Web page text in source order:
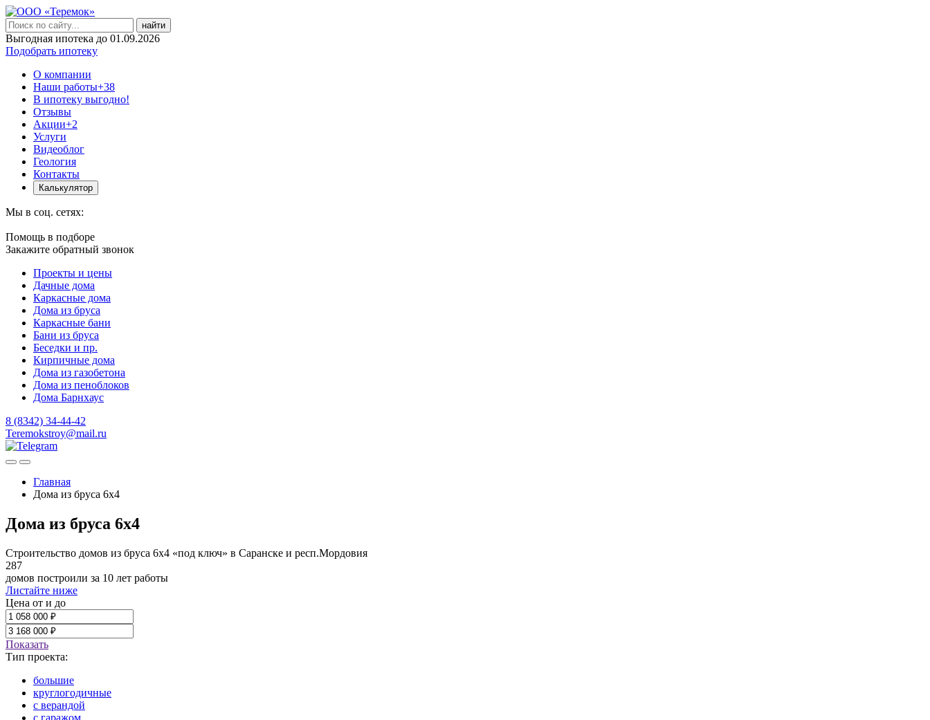
найти
Выгодная ипотека до 01.09.2026
Подобрать ипотеку
О компании
Наши работы+38
В ипотеку выгодно!
Отзывы
Акции+2
Услуги
Видеоблог
Геология
Контакты
Калькулятор
Мы в соц. сетях:
Помощь в подборе
Закажите обратный звонок
Проекты и цены
Дачные дома
Каркасные дома
Дома из бруса
Каркасные бани
Бани из бруса
Беседки и пр.
Кирпичные дома
Дома из газобетона
Дома из пеноблоков
Дома Барнхаус
8 (8342) 34-44-42
Teremokstroy@mail.ru
Главная
Дома из бруса 6x4
Дома из бруса 6x4
Строительство домов из бруса 6х4 «под ключ» в Саранске и респ.Мордовия
287
домов построили за 10 лет работы
Листайте ниже
Цена от и до
Показать
Тип проекта:
большие
круглогодичные
с верандой
с гаражом